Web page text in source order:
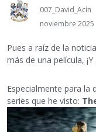
007_David_Acín
noviembre 2025
Pues a raíz de la
más de una película,
Especialmente para la
series que he visto: